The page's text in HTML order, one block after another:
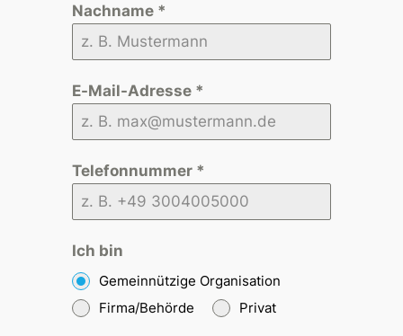
Nachname *
E-Mail-Adresse *
Telefonnummer *
Ich bin
Gemeinnützige Organisation
Firma/Behörde
Privat